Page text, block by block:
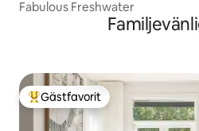
Fabulous Freshwater
Populär gästfavorit
Gästfavorit